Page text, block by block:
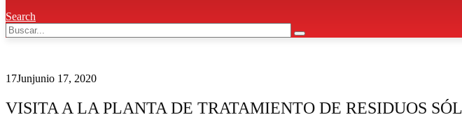
Search
17Junjunio 17, 2020
VISITA A LA PLANTA DE TRATAMIENTO DE RESIDUOS